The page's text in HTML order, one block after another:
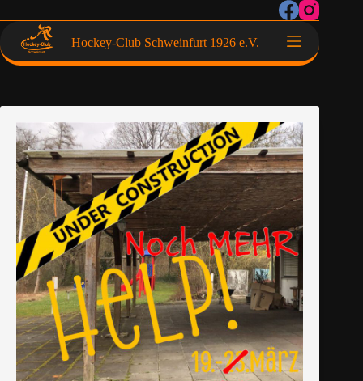
Hockey-Club Schweinfurt 1926 e.V.